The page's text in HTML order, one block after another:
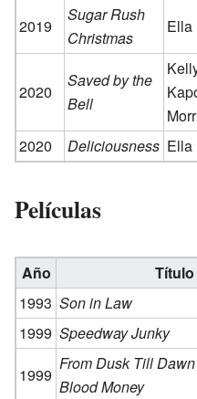
2019
Sugar Rush
Christmas
Ella
2020
Saved by the
Bell
2020 Deliciousness Ella
Películas
Año Título
1993 Son in Law
1999 Speedway Junky
1999
From Dusk Till
Blood Money